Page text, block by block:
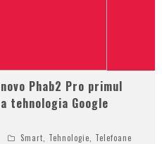
Phab2 Pro primul
tehnologia Google
Smart Tehnologie
Telefoane